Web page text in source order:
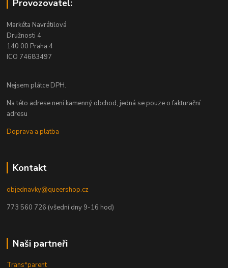
Provozovatel:
Markéta Navrátilová
Družnosti 4
140 00 Praha 4
ICO 74683497
Nejsem plátce DPH.
Na této adrese není kamenný obchod, jedná se pouze o fakturační
adresu
Doprava a platba
Kontakt
objednavky@queershop.cz
773 560 726 (všední dny 9-16 hod)
Naši partneři
Trans*parent